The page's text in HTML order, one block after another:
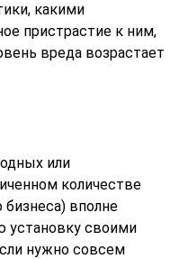
какими
пристрастие к ним,
вреда возрастает
или
количестве
вполне
установку своими
нужно совсем